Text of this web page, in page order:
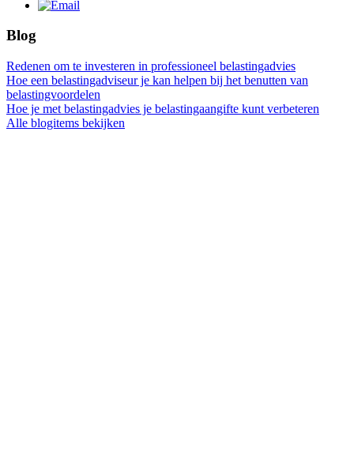
Blog
Redenen om te investeren in professioneel belastingadvies
Hoe een belastingadviseur je kan helpen bij het benutten van
belastingvoordelen
Hoe je met belastingadvies je belastingaangifte kunt verbeteren
Alle blogitems bekijken